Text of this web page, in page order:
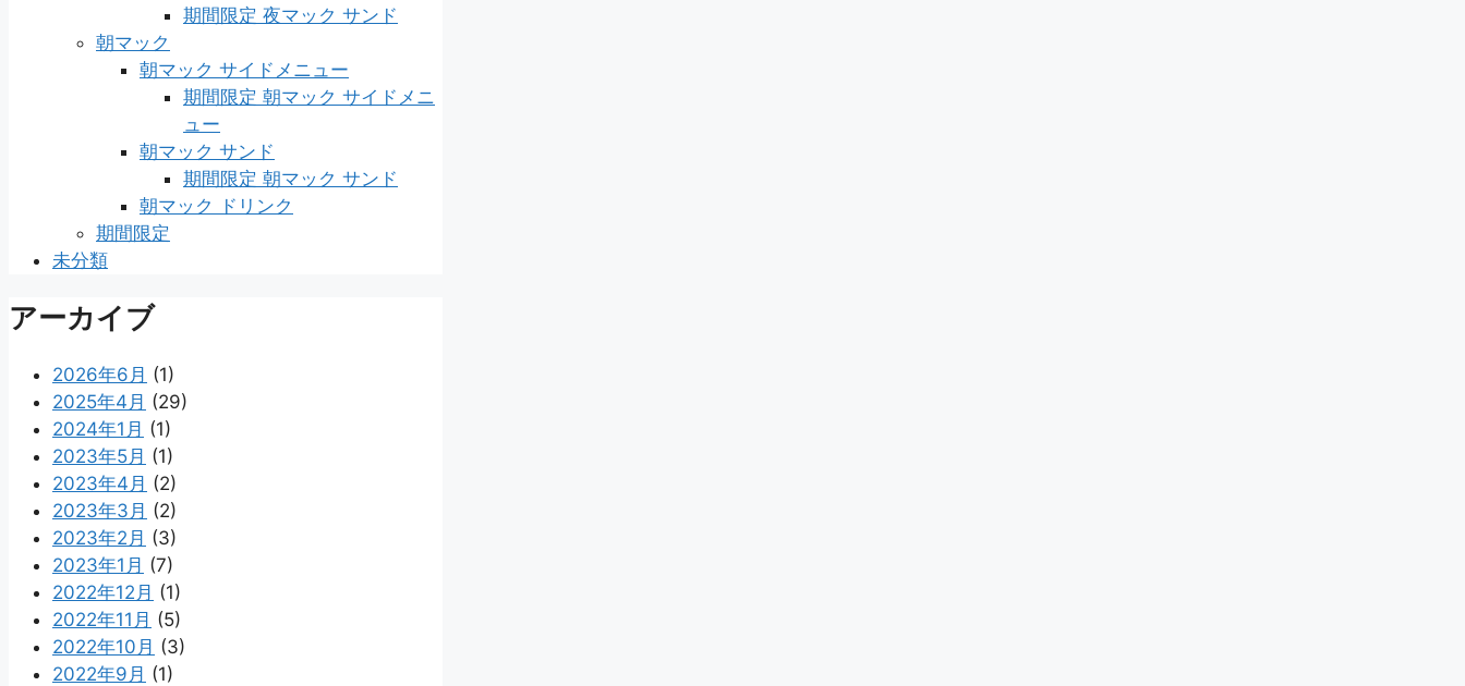
期間限定 夜マック サンド
朝マック
朝マック サイドメニュー
期間限定 朝マック サイドメニ
ュー
朝マック サンド
期間限定 朝マック サンド
朝マック ドリンク
期間限定
未分類
アーカイブ
2026年6月 (1)
2025年4月 (29)
2024年1月 (1)
2023年5月 (1)
2023年4月 (2)
2023年3月 (2)
2023年2月 (3)
2023年1月 (7)
2022年12月 (1)
2022年11月 (5)
2022年10月 (3)
2022年9月 (1)